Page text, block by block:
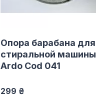
Опора барабана для
стиральной машины
Ardo Cod 041
299 ₴